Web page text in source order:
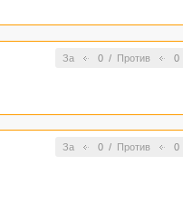
За 0/ Против 0
За 0/ Против 0